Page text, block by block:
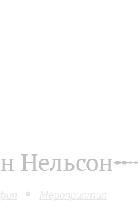
Нельсон
Мероприятия